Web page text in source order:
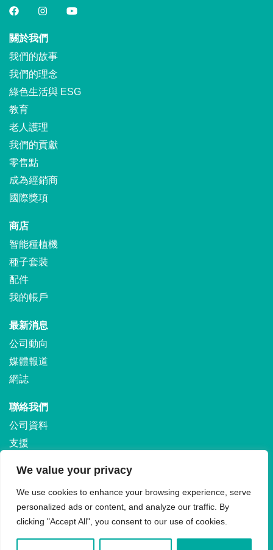
We value your privacy
We use cookies to enhance your browsing experience, serve
personalized ads or content, and analyze our traffic. By
clicking "Accept All", you consent to our use of cookies.
關於我們
我們的故事
我們的理念
綠色生活與 ESG
教育
老人護理
我們的貢獻
零售點
成為經銷商
國際獎項
商店
智能種植機
種子套裝
配件
我的帳戶
最新消息
公司動向
媒體報道
網誌
聯絡我們
公司資料
支援